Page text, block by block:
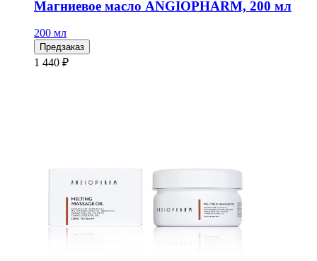
Магниевое масло ANGIOPHARM, 200 мл
200 мл
Предзаказ
1 440 ₽